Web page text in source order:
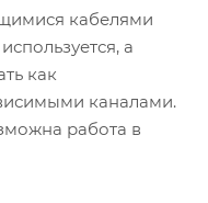
кабелями
а
как
каналами.
работа в